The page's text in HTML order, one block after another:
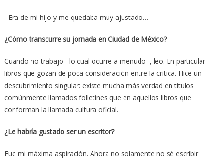
–Era de mi hijo y me quedaba muy ajustado…
¿Cómo transcurre su jornada en Ciudad de México?
Cuando no trabajo –lo cual ocurre a menudo–, leo. En particular
libros que gozan de poca consideración entre la crítica. Hice un
descubrimiento singular: existe mucha más verdad en títulos
comúnmente llamados folletines que en aquellos libros que
conforman la llamada cultura oficial.
¿Le habría gustado ser un escritor?
Fue mi máxima aspiración. Ahora no solamente no sé escribir